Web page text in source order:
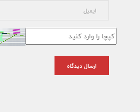
ارسال دیدگاه